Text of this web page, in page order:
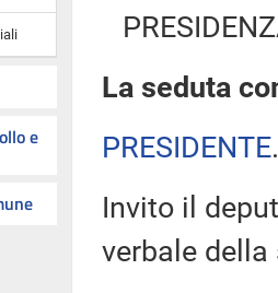
e
La seduta
PRESIDENTE
Invito il
verbale della